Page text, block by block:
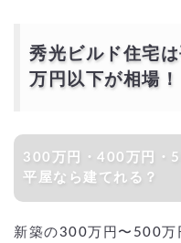
秀光ビルド住宅
万円以下が相場！
300万円・400万円・500万円でも秀光ビルド住宅の
平屋なら建てれる？
新築の300万円〜500万